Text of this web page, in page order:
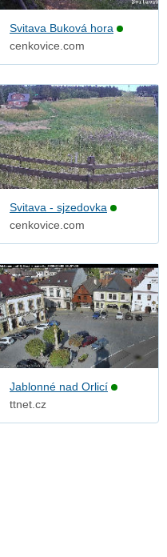
Svitava Buková hora
cenkovice.com
Svitava - sjzedovka
cenkovice.com
Jablonné nad Orlicí
ttnet.cz